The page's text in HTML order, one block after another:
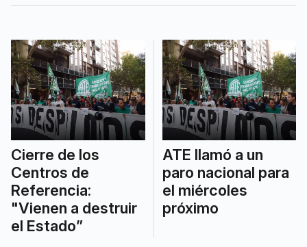
Cierre de los
Centros de
Referencia:
"Vienen a destruir
el Estado”
ATE llamó a un
paro nacional para
el miércoles
próximo